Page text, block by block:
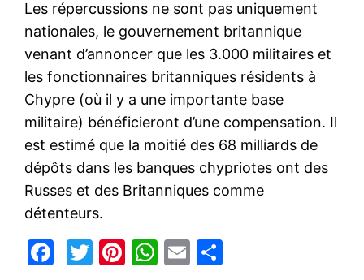
Les répercussions ne sont pas uniquement
nationales, le gouvernement britannique
venant d’annoncer que les 3.000 militaires et
les fonctionnaires britanniques résidents à
Chypre (où il y a une importante base
militaire) bénéficieront d’une compensation. Il
est estimé que la moitié des 68 milliards de
dépôts dans les banques chypriotes ont des
Russes et des Britanniques comme
détenteurs.
Facebook
Twitter
Pinterest
WhatsApp
Email